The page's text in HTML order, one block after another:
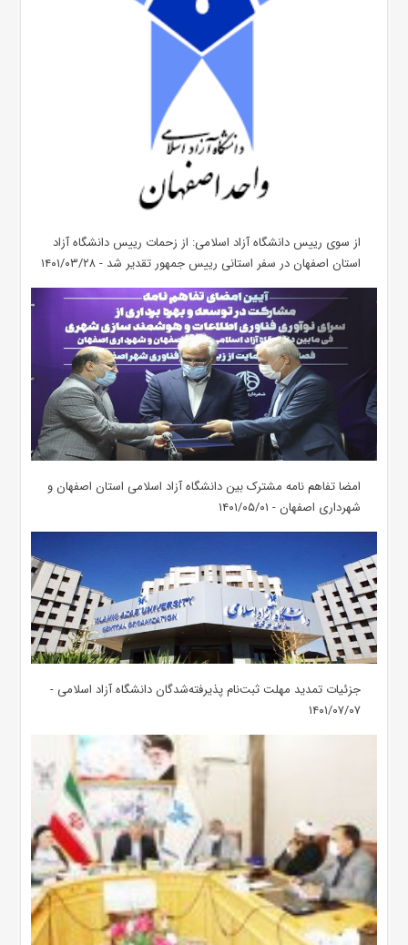
از سوی رییس دانشگاه آزاد اسلامی: از زحمات رییس دانشگاه آزاد
استان اصفهان در سفر استانی رییس جمهور تقدیر شد - ۱۴۰۱/۰۳/۲۸
امضا تفاهم نامه مشترک بین دانشگاه آزاد اسلامی استان اصفهان و
شهرداری اصفهان - ۱۴۰۱/۰۵/۰۱
جزئیات تمدید مهلت ثبت‌نام پذیرفته‌شدگان دانشگاه آزاد اسلامی -
۱۴۰۱/۰۷/۰۷